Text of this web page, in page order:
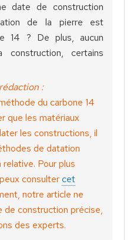
date de construction
de la pierre est
14 ? De plus, aucun
certains
:
du carbone 14
que les matériaux
les constructions, il
de datation
Pour plus
consultercet
notre article ne
de construction précise,
des experts.